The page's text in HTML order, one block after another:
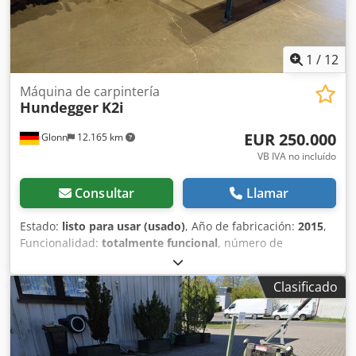
1 / 12
Glonn 12.165 km
Máquina de carpintería
Hundegger K2i
EUR 250.000
VB IVA no incluído
Consultar Llamar
Estado: listo para usar (usado), Año de fabricación: 2015,
Funcionalidad: totalmente funcional, número de
, Equipamiento:
fotoeléctrica de seguridad, Fabricante: Hundegger
Modelo: K2i-5-625 Año de fabricación: 2015 Equipamiento:
K2i-5-625, longitud del bastidor: 15,40 m Color: azul RAL
5012 Longitud de la madera a cargar: 13 m Longitud de la
madera a descargar: 10,3 m Transportador transversal de
Clasificado